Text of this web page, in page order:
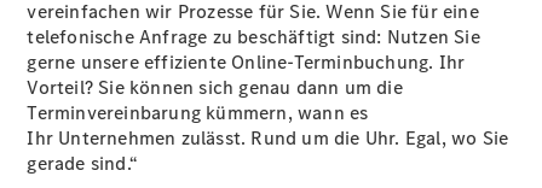
Alle Modelle
Elektromodelle
vereinfachen wir Prozesse für Sie. Wenn Sie für eine
telefonische Anfrage zu beschäftigt sind: Nutzen Sie
gerne unsere effiziente Online-Terminbuchung. Ihr
Vorteil? Sie können sich genau dann um die
Terminvereinbarung kümmern, wann es
Ihr Unternehmen zulässt. Rund um die Uhr. Egal, wo Sie
gerade sind.“